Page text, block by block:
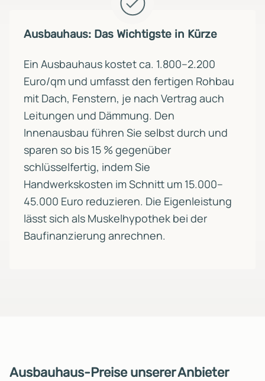
Ausbauhaus: Das Wichtigste in Kürze
Ein Ausbauhaus kostet ca. 1.800–2.200
Euro/qm und umfasst den fertigen Rohbau
mit Dach, Fenstern, je nach Vertrag auch
Leitungen und Dämmung. Den
Innenausbau führen Sie selbst durch und
sparen so bis 15 % gegenüber
schlüsselfertig, indem Sie
Handwerkskosten im Schnitt um 15.000–
45.000 Euro reduzieren. Die Eigenleistung
lässt sich als Muskelhypothek bei der
Baufinanzierung anrechnen.
Ausbauhaus-Preise unserer Anbieter